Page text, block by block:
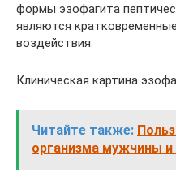
формы эзофагита
являются
воздействия.
Клиническая картина
Читайте также:
организма мужчины